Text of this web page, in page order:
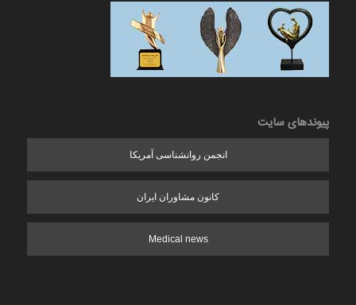
پیوندهای سایت
انجمن روانشناسی آمریکا
کانون مشاوران ایران
Medical news